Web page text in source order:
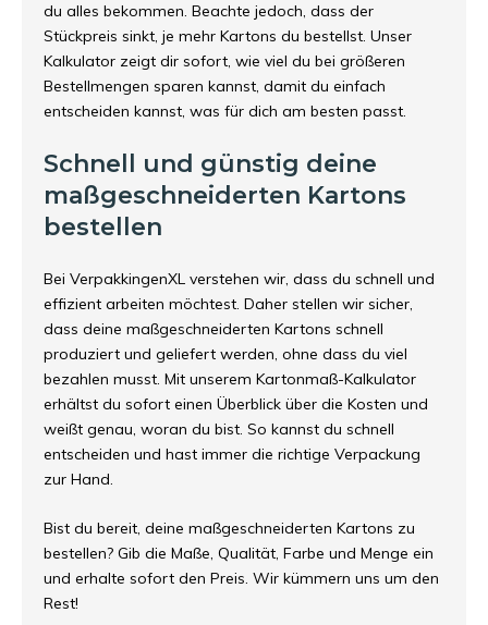
du alles bekommen. Beachte jedoch, dass der
Stückpreis sinkt, je mehr Kartons du bestellst. Unser
Kalkulator zeigt dir sofort, wie viel du bei größeren
Bestellmengen sparen kannst, damit du einfach
entscheiden kannst, was für dich am besten passt.
Schnell und günstig deine
maßgeschneiderten Kartons
bestellen
Bei VerpakkingenXL verstehen wir, dass du schnell und
effizient arbeiten möchtest. Daher stellen wir sicher,
dass deine maßgeschneiderten Kartons schnell
produziert und geliefert werden, ohne dass du viel
bezahlen musst. Mit unserem Kartonmaß-Kalkulator
erhältst du sofort einen Überblick über die Kosten und
weißt genau, woran du bist. So kannst du schnell
entscheiden und hast immer die richtige Verpackung
zur Hand.
Bist du bereit, deine maßgeschneiderten Kartons zu
bestellen? Gib die Maße, Qualität, Farbe und Menge ein
und erhalte sofort den Preis. Wir kümmern uns um den
Rest!